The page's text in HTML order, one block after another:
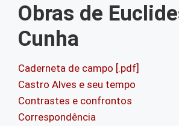
Obras de
Cunha
Caderneta de campo [.pdf]
Castro Alves e seu tempo
Contrastes e confrontos
Correspondência